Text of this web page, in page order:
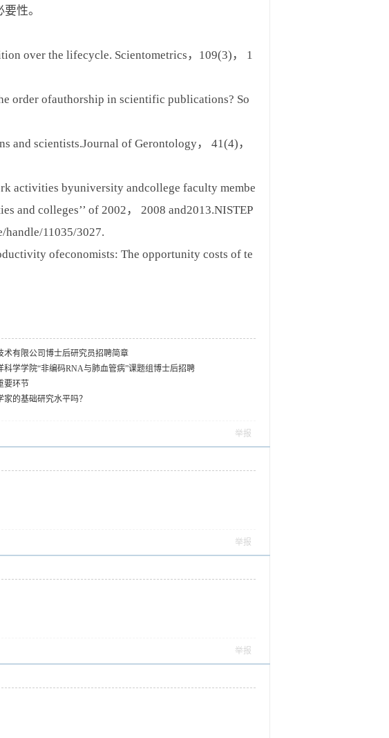
性。
over the lifecycle. Scientometrics，109(3)， 1
order ofauthorship in scientific publications? So
scientists.Journal of Gerontology， 41(4)，
activities byuniversity andcollege faculty membe
and colleges’’ of 2002， 2008 and2013.NISTEP
handle/11035/3027.
ofeconomists: The opportunity costs of te
术有限公司博士后研究员招聘简章
科学学院“非编码RNA与肺血管病”课题组博士后招聘
要环节
的基础研究水平吗？
举报
举报
举报